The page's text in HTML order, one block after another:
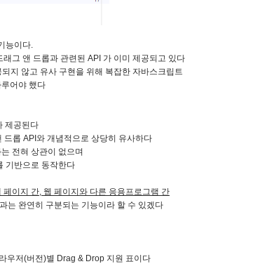
능이다.
그 앤 드롭과 관련된 API 가 이미 제공되고 있다
지 않고 유사 구현을 위해 복잡한 자바스크립트
어야 했다
제공된다
롭 API와 개념적으로 상당히 유사하다
전혀 상관이 없으며
기반으로 동작한다
이지 간, 웹 페이지와 다른 응용프로그램 간
는 완연히 구분되는 기능이라 할 수 있겠다
우저(버전)별 Drag & Drop 지원 표이다